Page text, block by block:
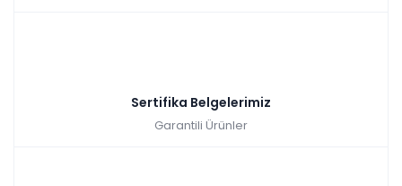
Sertifika Belgelerimiz
Garantili Ürünler